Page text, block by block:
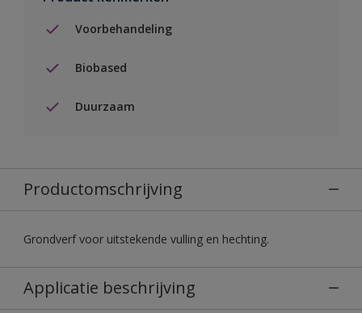
Voorbehandeling
Biobased
Duurzaam
Productomschrijving
Grondverf voor uitstekende vulling en hechting.
Applicatie beschrijving